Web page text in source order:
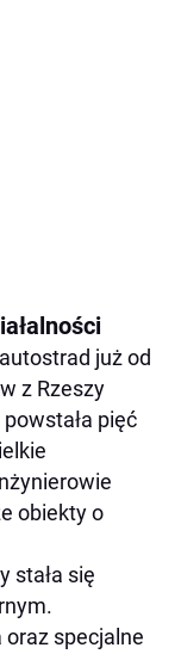
już od
z Rzeszy
pięć
obiekty o
stała się
specjalne